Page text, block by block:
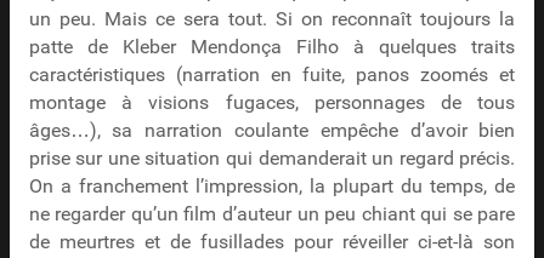
un peu. Mais ce sera tout. Si on reconnaît toujours la
patte de Kleber Mendonça Filho à quelques traits
caractéristiques (narration en fuite, panos zoomés et
montage à visions fugaces, personnages de tous
âges…), sa narration coulante empêche d’avoir bien
prise sur une situation qui demanderait un regard précis.
On a franchement l’impression, la plupart du temps, de
ne regarder qu’un film d’auteur un peu chiant qui se pare
de meurtres et de fusillades pour réveiller ci-et-là son